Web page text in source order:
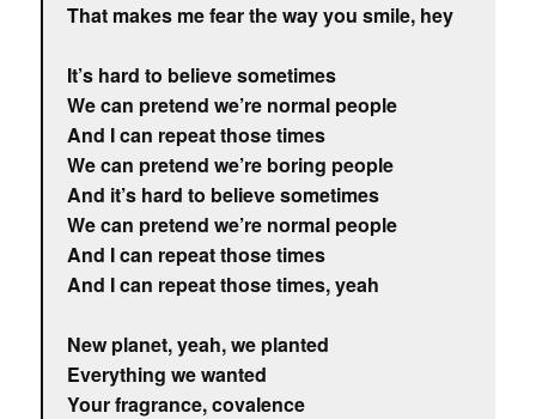
That makes me fear the way you smile, hey
It’s hard to believe sometimes
We can pretend we’re normal people
And I can repeat those times
We can pretend we’re boring people
And it’s hard to believe sometimes
We can pretend we’re normal people
And I can repeat those times
And I can repeat those times, yeah
New planet, yeah, we planted
Everything we wanted
Your fragrance, covalence